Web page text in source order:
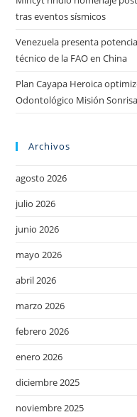
tras eventos sísmicos
Venezuela presenta
técnico de la FAO en China
Plan Cayapa Heroica
Odontológico Misión
Archivos
agosto 2026
julio 2026
junio 2026
mayo 2026
abril 2026
marzo 2026
febrero 2026
enero 2026
diciembre 2025
noviembre 2025